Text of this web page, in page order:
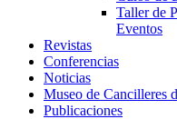
Taller de
Eventos
Revistas
Conferencias
Noticias
Museo de Cancilleres
Publicaciones